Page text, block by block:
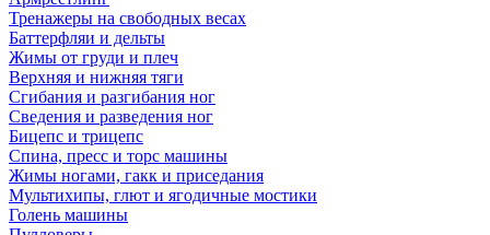
Тренажеры на свободных весах
Баттерфляи и дельты
Жимы от груди и плеч
Верхняя и нижняя тяги
Сгибания и разгибания ног
Сведения и разведения ног
Бицепс и трицепс
Спина, пресс и торс машины
Жимы ногами, гакк и приседания
Мультихипы, глют и ягодичные мостики
Голень машины